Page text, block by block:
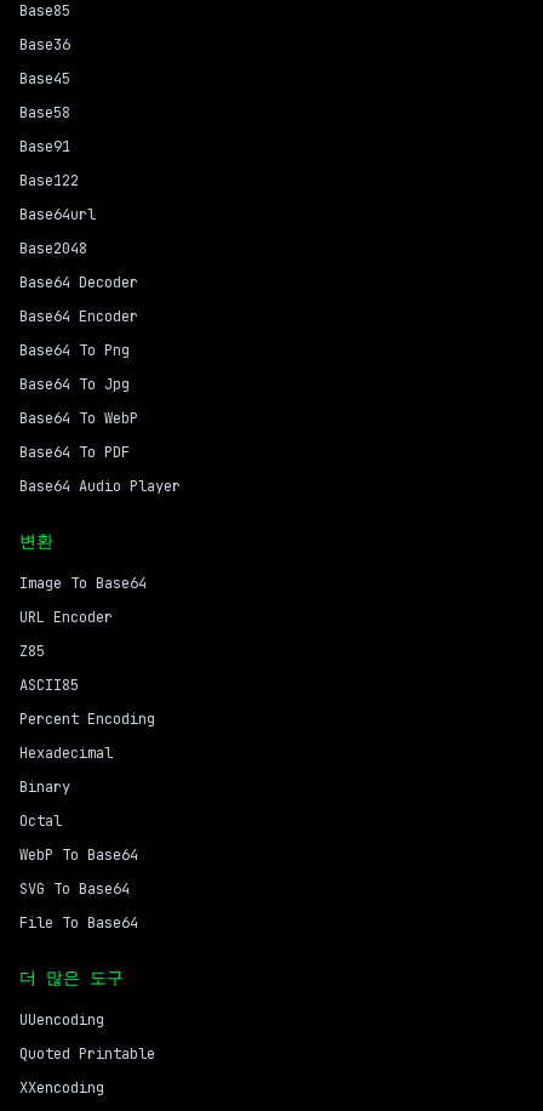
Base85
Base36
Base45
Base58
Base91
Base122
Base64url
Base2048
Base64 Decoder
Base64 Encoder
Base64 To Png
Base64 To Jpg
Base64 To WebP
Base64 To PDF
Base64 Audio Player
변환
Image To Base64
URL Encoder
Z85
ASCII85
Percent Encoding
Hexadecimal
Binary
Octal
WebP To Base64
SVG To Base64
File To Base64
더 많은 도구
UUencoding
Quoted Printable
XXencoding